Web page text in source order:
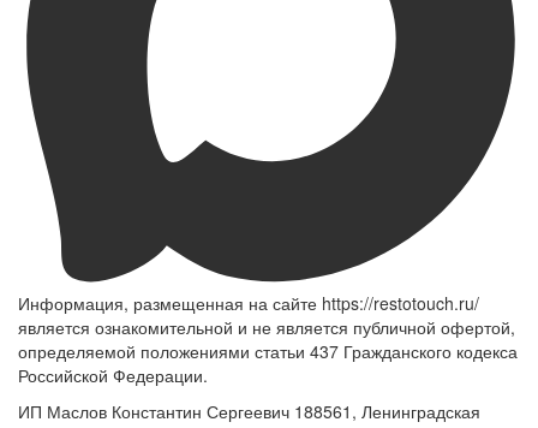
Информация, размещенная на сайте https://restotouch.ru/
является ознакомительной и не является публичной офертой,
определяемой положениями статьи 437 Гражданского кодекса
Российской Федерации.
ИП Маслов Константин Сергеевич 188561, Ленинградская